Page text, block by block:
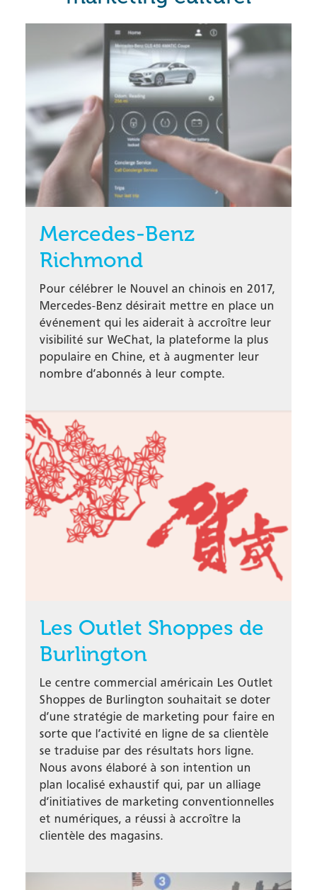
Mercedes-Benz
Richmond
Pour célébrer le Nouvel an chinois en 2017,
Mercedes-Benz désirait mettre en place un
événement qui les aiderait à accroître leur
visibilité sur WeChat, la plateforme la plus
populaire en Chine, et à augmenter leur
nombre d’abonnés à leur compte.
Les Outlet Shoppes de
Burlington
Le centre commercial américain Les Outlet
Shoppes de Burlington souhaitait se doter
d’une stratégie de marketing pour faire en
sorte que l’activité en ligne de sa clientèle
se traduise par des résultats hors ligne.
Nous avons élaboré à son intention un
plan localisé exhaustif qui, par un alliage
d’initiatives de marketing conventionnelles
et numériques, a réussi à accroître la
clientèle des magasins.